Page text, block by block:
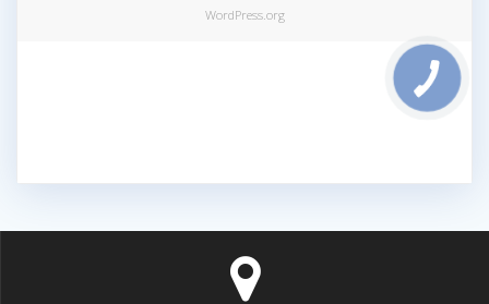
WordPress.org